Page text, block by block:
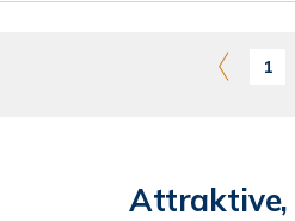
1
Attraktive,